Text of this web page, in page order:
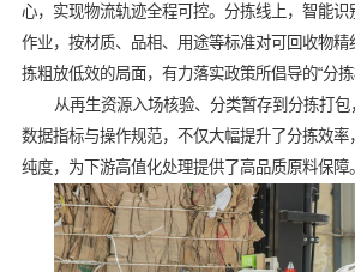
心，实现物流轨迹全程可控。分拣线上，智能识
作业，按材质、品相、用途等标准对可回收物
拣粗放低效的局面，有力落实政策所倡导的“分拣
从再生资源入场核验、分类暂存到分拣打
数据指标与操作规范，不仅大幅提升了分拣效
纯度，为下游高值化处理提供了高品质原料保障。